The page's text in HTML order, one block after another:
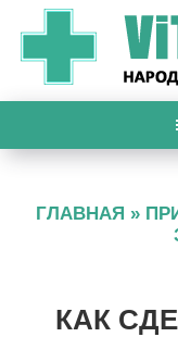
ГЛАВНАЯ »
КАК